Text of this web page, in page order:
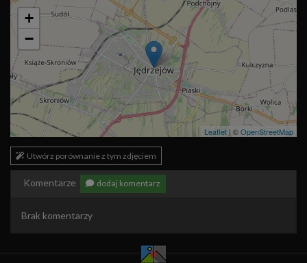
+
−
Leaflet | ©OpenStreetMap
Utwórz porównanie z tym zdjęciem
Komentarze dodaj komentarz
Brak komentarzy